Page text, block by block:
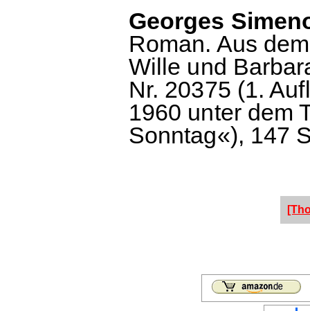
Georges
Roman. Aus
Wille und
Nr. 20375 (1.
1960 unter dem
Sonntag«), 147